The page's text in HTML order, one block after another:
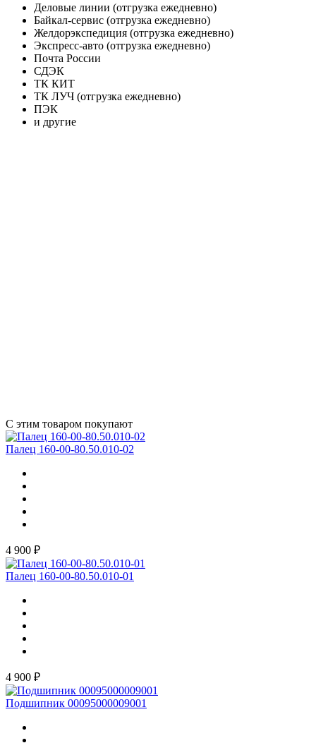
Деловые линии (отгрузка ежедневно)
Байкал-сервис (отгрузка ежедневно)
Желдорэкспедиция (отгрузка ежедневно)
Экспресс-авто (отгрузка ежедневно)
Почта России
СДЭК
ТК КИТ
ТК ЛУЧ (отгрузка ежедневно)
ПЭК
и другие
С этим товаром покупают
Палец 160-00-80.50.010-02
4 900 ₽
Палец 160-00-80.50.010-01
4 900 ₽
Подшипник 00095000009001